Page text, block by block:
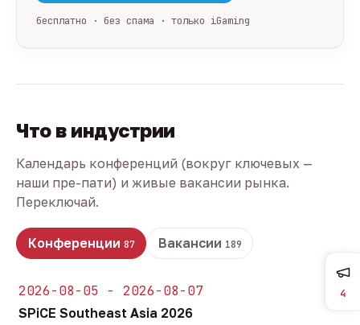
бесплатно · без спама · только iGaming
Что в индустрии
Календарь конференций (вокруг ключевых —
наши пре-пати) и живые вакансии рынка.
Переключай.
Конференции 87 Вакансии 189
2026-08-05 - 2026-08-07
SPiCE Southeast Asia 2026
4